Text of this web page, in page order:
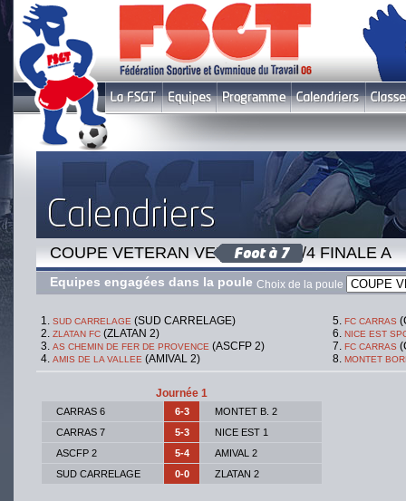
Choix de la poule
COUPE VETERAN VENDREDI - 1/4 FINALE A
Equipes engagées dans la poule
SUD CARRELAGE (SUD CARRELAGE)
ZLATAN FC (ZLATAN 2)
AS CHEMIN DE FER DE PROVENCE (ASCFP 2)
AMIS DE LA VALLEE (AMIVAL 2)
FC CARRAS
NICE EST
FC CARRAS
MONTET
Journée 1
CARRAS 6 6-3
MONTET B. 2
CARRAS 7
5-3
NICE EST 1
ASCFP 2
5-4
AMIVAL 2
SUD CARRELAGE
0-0 ZLATAN 2